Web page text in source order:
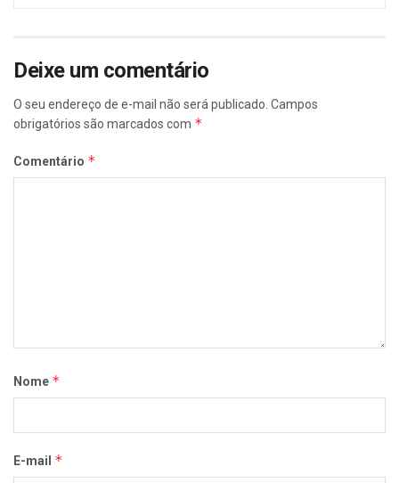
Deixe um comentário
O seu endereço de e-mail não será publicado. Campos
obrigatórios são marcados com *
Comentário *
Nome *
E-mail *